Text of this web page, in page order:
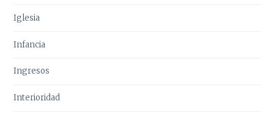
Iglesia
Infancia
Ingresos
Interioridad